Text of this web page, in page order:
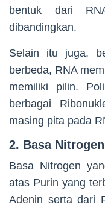
bentuk dari
dibandingkan.
Selain itu juga,
berbeda, RNA
memiliki pilin.
berbagai
masing pita pada
2. Basa Nitrogen
Basa Nitrogen
atas Purin yang
Adenin serta dari